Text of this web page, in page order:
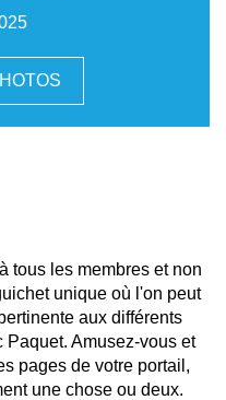
tous les membres et non
unique où l'on peut
aux différents
Amusez-vous et
pages de votre portail,
une chose ou deux.